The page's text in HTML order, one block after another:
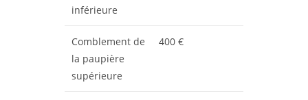
inférieure
Comblement de
la paupière
supérieure
400 €